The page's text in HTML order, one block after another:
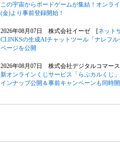
この宇宙からボードゲームが集結！オンラ
(金)より事前登録開始！
2026年08月07日 株式会社イーゼ [ネット
CLINKSの生成AIチャットツール「ナレフ
ページを公開
2026年08月07日 株式会社デジタルコマー
新オンラインくじサービス「らぶカルくじ
インナップ公開＆事前キャンペーンも同時